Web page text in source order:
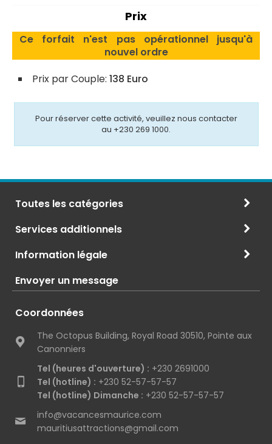
Prix
Ce forfait n'est pas opérationnel jusqu'à
nouvel ordre
Prix par Couple: 138 Euro
Pour réserver cette activité, veuillez nous contacter
au +230 269 1000.
Toutes les catégories
Services additionnels
Information légale
Envoyer un message
Coordonnées
The Octopus Building, Royal Road 30510, Pointe aux
Canonniers
Tel (heures d'ouverture) : +230 2691000
Tel (hotline) : +230 52-57-57-57
Tel (hotline) Dimanche : +230 52-57-57-57
info@vacancesmaurice.com
mauritiusattractions@gmail.com